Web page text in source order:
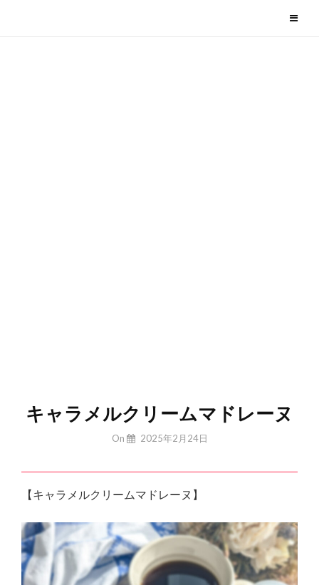
キャラメルクリームマドレーヌ
By
On 2025年2月24日
【キャラメルクリームマドレーヌ】